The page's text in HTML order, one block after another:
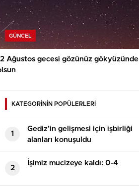
GÜNCEL
Ağustos gecesi gözünüz gökyüzünde
KATEGORİNİN POPÜLERLERİ
1
Gediz’in gelişmesi için işbirliği
alanları konuşuldu
2
İşimiz mucizeye kaldı: 0-4